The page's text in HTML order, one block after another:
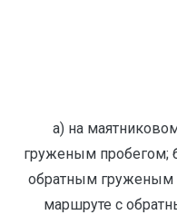
а) на
груженым пробегом;
обратным груженым
маршруте с